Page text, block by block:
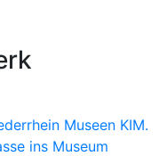
Museen KIM.
ins Museum